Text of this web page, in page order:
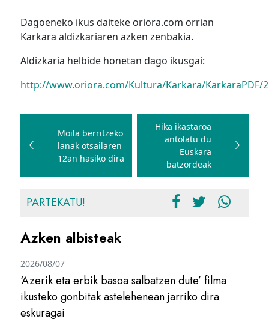
Dagoeneko ikus daiteke oriora.com orrian
Karkara aldizkariaren azken zenbakia.
Aldizkaria helbide honetan dago ikusgai:
http://www.oriora.com/Kultura/Karkara/KarkaraPDF/
Bidalketetan
zehar
nabigatu
Moila berritzeko
lanak otsailaren
12an hasiko dira
Hika ikastaroa
antolatu du
Euskara
batzordeak
PARTEKATU!
Azken albisteak
‘Azerik eta erbik basoa salbatzen dute’ filma
ikusteko gonbitak astelehenean jarriko dira
eskuragai
2026/08/07